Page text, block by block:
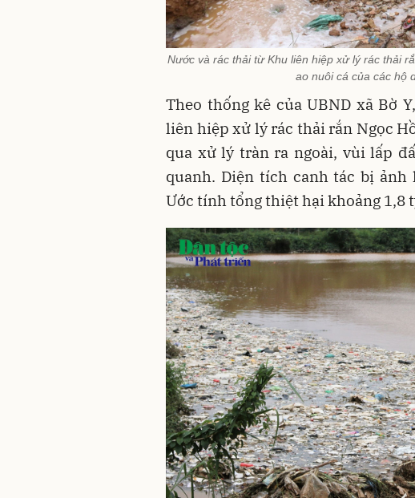
Nước và rác thải từ Khu liên hiệp xử lý rác thải
ao nuôi cá của các hộ
Theo thống kê của UBND xã Bờ
liên hiệp xử lý rác thải rắn Ngọc
qua xử lý tràn ra ngoài, vùi lấp
quanh. Diện tích canh tác bị ảnh
Ước tính tổng thiệt hại khoảng 1,8